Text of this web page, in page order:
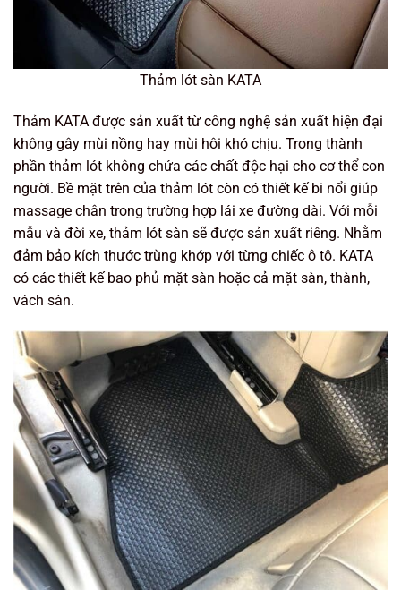
Thảm lót sàn KATA
Thảm KATA được sản xuất từ công nghệ sản xuất hiện đại
không gây mùi nồng hay mùi hôi khó chịu. Trong thành
phần thảm lót không chứa các chất độc hại cho cơ thể con
người. Bề mặt trên của thảm lót còn có thiết kế bi nổi giúp
massage chân trong trường hợp lái xe đường dài. Với mỗi
mẫu và đời xe, thảm lót sàn sẽ được sản xuất riêng. Nhằm
đảm bảo kích thước trùng khớp với từng chiếc ô tô. KATA
có các thiết kế bao phủ mặt sàn hoặc cả mặt sàn, thành,
vách sàn.